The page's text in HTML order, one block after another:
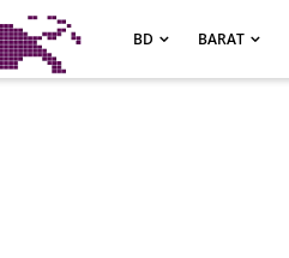
BD BARAT